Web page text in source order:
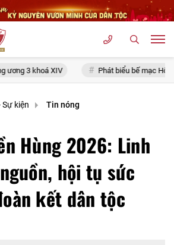
Phát biểu bế mạc Hội nghị Trung ương 3, khóa
kiện Tin nóng
Hùng 2026: Linh
hội tụ sức
kết dân tộc